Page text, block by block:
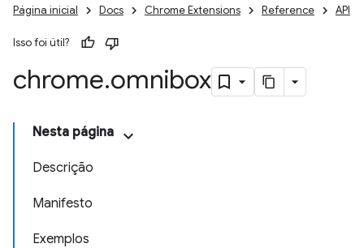
Página inicial Docs Chrome Extensions Reference API
Isso foi útil?
chrome.omnibox
Nesta página
Descrição
Manifesto
Exemplos